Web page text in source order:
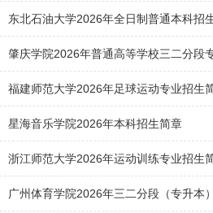
东北石油大学2026年全日制普通本科招
肇庆学院2026年普通高等学校三二分段
福建师范大学2026年足球运动专业招生
星海音乐学院2026年本科招生简章
浙江师范大学2026年运动训练专业招生
广州体育学院2026年三二分段（专升本